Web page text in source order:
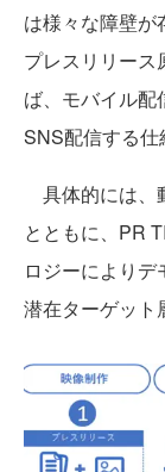
は様々な障壁が
プレスリリー
ば、モバイル配
SNS配信する仕
具体的には、
とともに、PR
ロジーにより
潜在ターゲット